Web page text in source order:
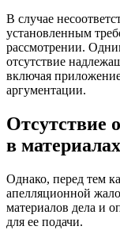
В случае
установленным
рассмотрении.
отсутствие
включая
аргументации.
Отсутствие
в
Однако, перед тем
апелляционной
материалов дела и
для ее подачи.